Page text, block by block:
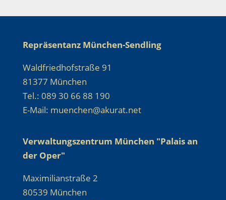
Repräsentanz München-Sendling
Waldfriedhofstraße 91
81377 München
Tel.: 089 30 66 88 190
E-Mail: muenchen@akurat.net
Verwaltungszentrum München "Palais an
der Oper"
Maximilianstraße 2
80539 München